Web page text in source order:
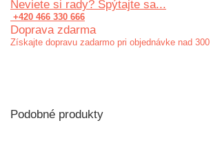
Neviete si rady? Spýtajte sa...
+420 466 330 666
Doprava zdarma
Získajte dopravu zadarmo pri objednávke nad 300
Podobné produkty